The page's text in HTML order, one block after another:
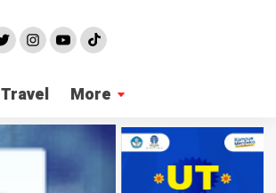
Travel More